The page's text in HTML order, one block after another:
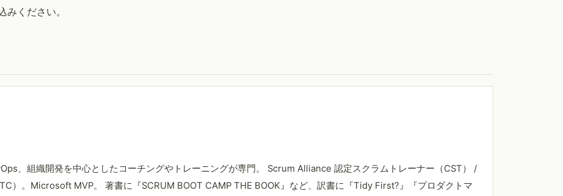
ください。
、組織開発を中心としたコーチングやトレーニングが専門。 Scrum Alliance 認定スクラムトレーナー（CST） /
）。Microsoft MVP。 著書に『SCRUM BOOT CAMP THE BOOK』など、訳書に『Tidy First?』『プロダクトマ